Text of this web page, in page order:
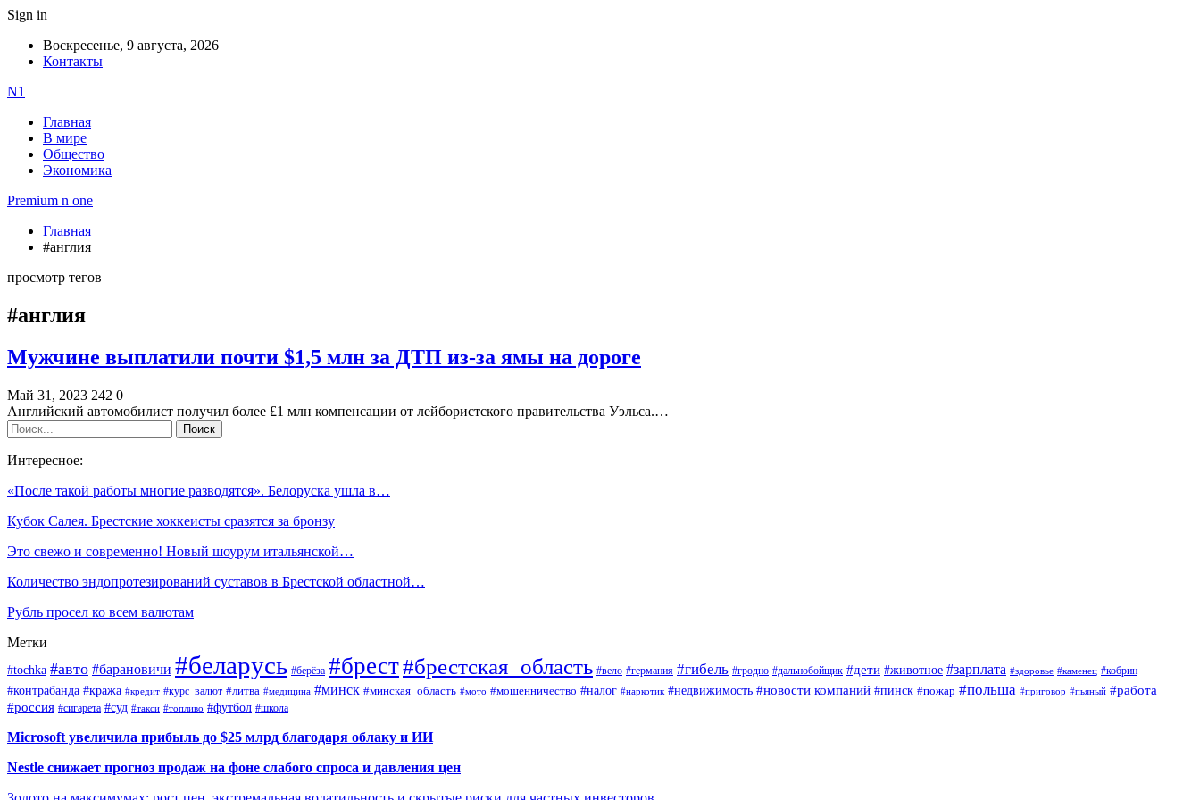
Sign in
Воскресенье, 9 августа, 2026
Контакты
N1
Главная
В мире
Общество
Экономика
Premium n one
Главная
#англия
просмотр тегов
#англия
Мужчине выплатили почти $1,5 млн за ДТП из-за ямы на дороге
Май 31, 2023 242 0
Английский автомобилист получил более £1 млн компенсации от лейбористского правительства Уэльса.…
Интересное:
«После такой работы многие разводятся». Белоруска ушла в…
Кубок Салея. Брестские хоккеисты сразятся за бронзу
Это свежо и современно! Новый шоурум итальянской…
Количество эндопротезирований суставов в Брестской областной…
Рубль просел ко всем валютам
Метки
#tochka #авто #барановичи #беларусь #берёза #брест#брестская_область #вело #германия #гибель #гродно #дальнобойщик #дети #животное #зарплата #здоровье #каменец #кобрин
#контрабанда #кража #кредит #курс_валют #литва #медицина #минск #минская_область #мото #мошенничество #налог #наркотик #недвижимость #новости компаний #пинск #пожар #польша #приговор #пьяный #работа
#россия #сигарета #суд #такси #топливо #футбол #школа
Microsoft увеличила прибыль до $25 млрд благодаря облаку и ИИ
Nestle снижает прогноз продаж на фоне слабого спроса и давления цен